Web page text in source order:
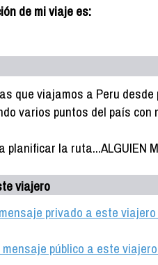
de mi viaje es:
que viajamos a Peru
varios puntos del país
la ruta...ALGUIEN
viajero
privado a este
mensaje público a este